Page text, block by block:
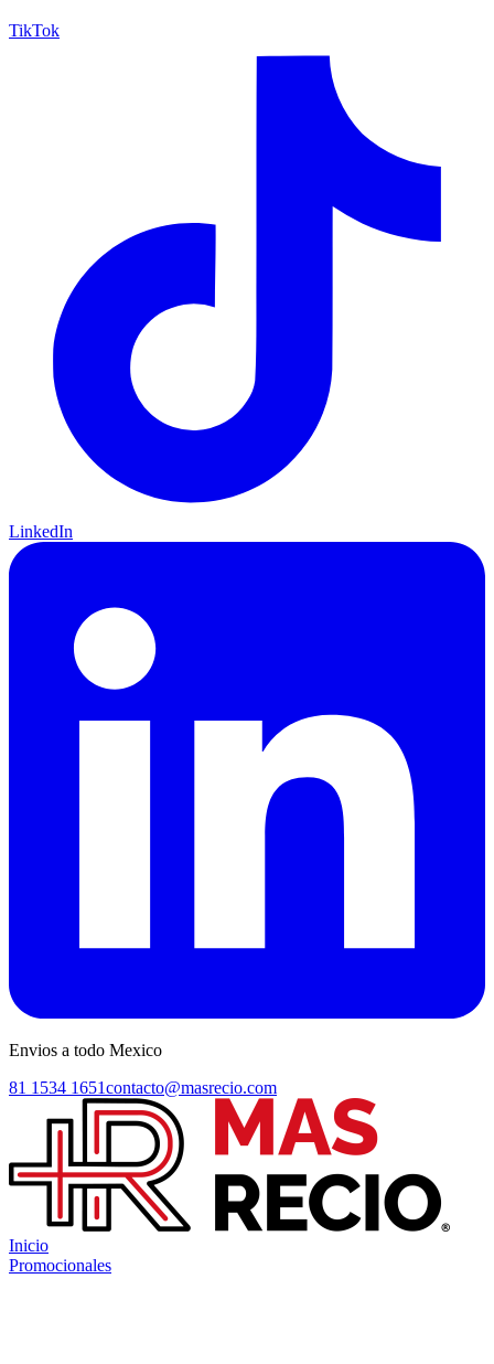
TikTok
LinkedIn
Envios a todo Mexico
81 1534 1651contacto@masrecio.com
Inicio
Promocionales